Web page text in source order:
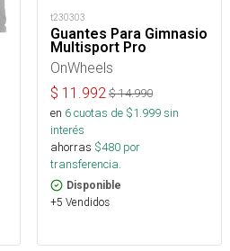
t230303
Guantes Para Gimnasio
Multisport Pro
OnWheels
$ 11.992 $14.990
en 6cuotas de $1.999sin
interés
ahorras $480 por
transferencia.
Disponible
+5 Vendidos